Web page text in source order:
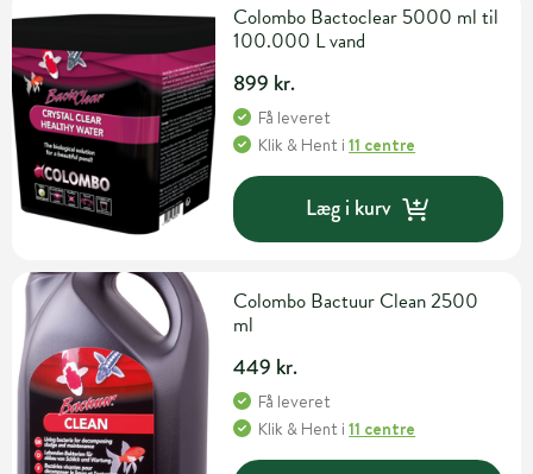
Colombo Bactoclear 5000 ml til
100.000 L vand
899 kr.
Få leveret
Klik & Hent i11 centre
Læg i kurv
Colombo Bactuur Clean 2500
ml
449 kr.
Få leveret
Klik & Hent i11 centre